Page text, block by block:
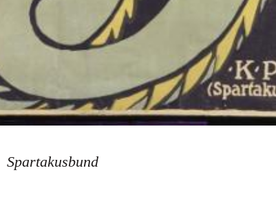
Spartakusbund